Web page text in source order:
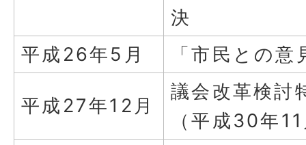
決
平成26年5月
「市民との
平成27年12月
議会改革検討
（平成30年